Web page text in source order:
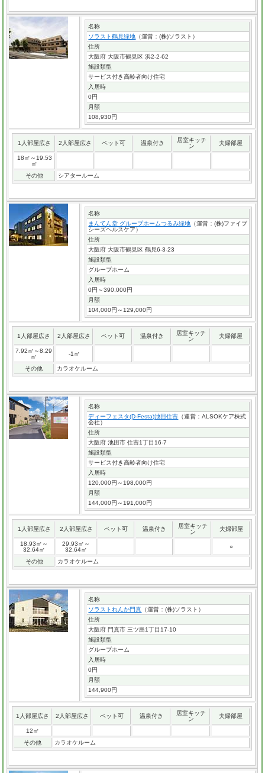
名称
ソラスト鶴見緑地 （運営：(株)ソラスト）
住所
大阪府 大阪市鶴見区 浜2-2-62
施設類型
サービス付き高齢者向け住宅
入居時
0円
月額
108,930円
1人部屋広さ 2人部屋広さ ペット可 温泉付き
居室キッチ
ン
夫婦部屋
18㎡～19.53
㎡
その他
シアタールーム
名称
まんてん堂 グループホームつるみ緑地 （運営：(株)ファイブ
シーズヘルスケア）
住所
大阪府 大阪市鶴見区 鶴見6-3-23
施設類型
グループホーム
入居時
0円～390,000円
月額
104,000円～129,000円
1人部屋広さ 2人部屋広さ ペット可 温泉付き
居室キッチ
ン
夫婦部屋
7.92㎡～8.29
㎡
-1㎡
その他 カラオケルーム
名称
ディーフェスタ(D-Festa)池田住吉 （運営：ALSOKケア株式
会社）
住所
大阪府 池田市 住吉1丁目16-7
施設類型
サービス付き高齢者向け住宅
入居時
120,000円～198,000円
月額
144,000円～191,000円
1人部屋広さ 2人部屋広さ ペット可 温泉付き
居室キッチ
ン
夫婦部屋
18.93㎡～
32.64㎡
29.93㎡～
32.64㎡
○
その他 カラオケルーム
名称
ソラストれんか門真
（運営：(株)ソラスト）
住所
大阪府 門真市 三ツ島1丁目17-10
施設類型
グループホーム
入居時
0円
月額
144,900円
1人部屋広さ 2人部屋広さ ペット可 温泉付き
居室キッチ
ン
夫婦部屋
12㎡
その他
カラオケルーム